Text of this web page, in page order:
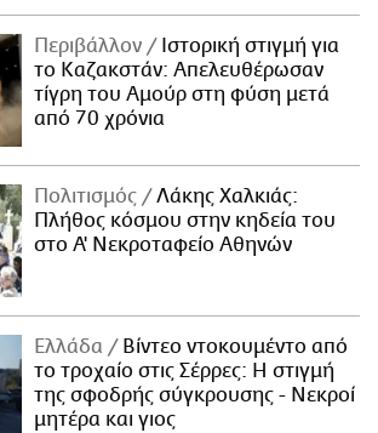
Περιβάλλον
Ιστορική στιγμή για
το Καζακστάν: Απελευθέρωσαν
τίγρη του Αμούρ στη φύση μετά
από 70 χρόνια
Πολιτισμός
Λάκης Χαλκιάς:
Πλήθος κόσμου στην κηδεία του
στο Α' Νεκροταφείο Αθηνών
Ελλάδα
Βίντεο ντοκουμέντο από
το τροχαίο στις Σέρρες: Η στιγμή
της σφοδρής σύγκρουσης - Νεκροί
μητέρα και γιος